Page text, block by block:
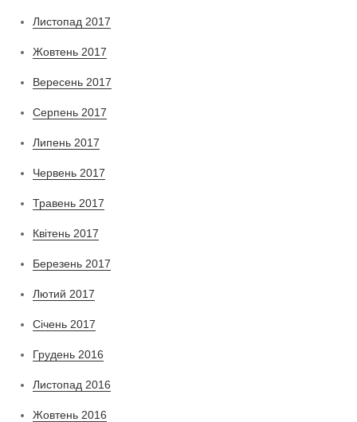
Листопад 2017
Жовтень 2017
Вересень 2017
Серпень 2017
Липень 2017
Червень 2017
Травень 2017
Квітень 2017
Березень 2017
Лютий 2017
Січень 2017
Грудень 2016
Листопад 2016
Жовтень 2016